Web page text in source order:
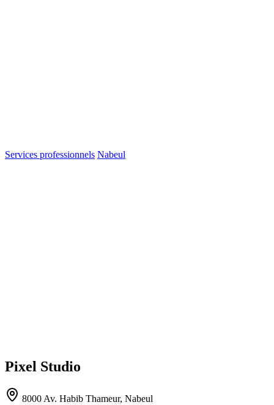
Services professionnels Nabeul
Pixel Studio
8000 Av. Habib Thameur, Nabeul‎